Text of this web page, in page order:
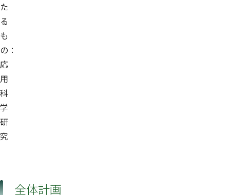
た
る
も
の：
応
用
科
学
研
究
全体計画